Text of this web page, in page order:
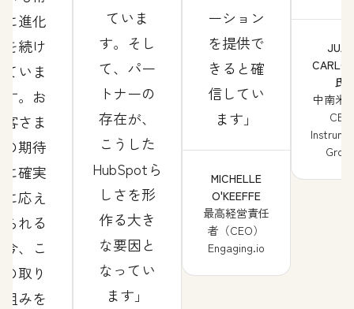
に進化
を続け
ていま
す。お
客さま
の期待
に確実
に応え
られる
今、こ
の取り
組みを
ていま
す。そし
て、パー
トナーの
存在が、
こうした
HubSpotら
しさを形
作る大き
な要因と
なってい
ます
ーション
を提供で
きると確
信してい
ます
MICHELLE
O'KEEFFE
最高経営責任
者（CEO）
Engaging.io
JUAN
氏
中南米
CEO